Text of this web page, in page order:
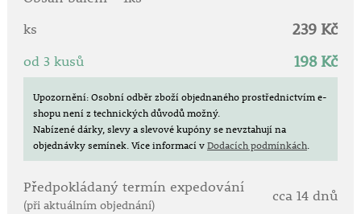
ks
239 Kč
od 3 kusů 198 Kč
Upozornění: Osobní odběr zboží objednaného prostřednictvím e-
shopu není z technických důvodů možný.
Nabízené dárky, slevy a slevové kupóny se nevztahují na
objednávky semínek.Více informací vDodacích podmínkách.
Předpokládaný termín expedování
(při aktuálním objednání)
cca 14 dnů